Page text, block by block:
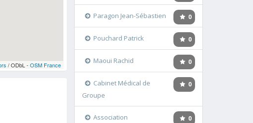
/ ODbL - OSM France
0
Paragon Jean-Sébastien
0
Pouchard Patrick
0
Maoui Rachid
0
Cabinet Médical de
Groupe
0
Association